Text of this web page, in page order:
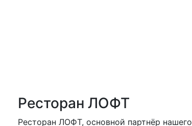
Ресторан ЛОФТ
Ресторан ЛОФТ, основной партнёр нашего